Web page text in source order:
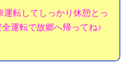
運転してしっかり休憩とっ
運転で故郷へ帰ってね♪